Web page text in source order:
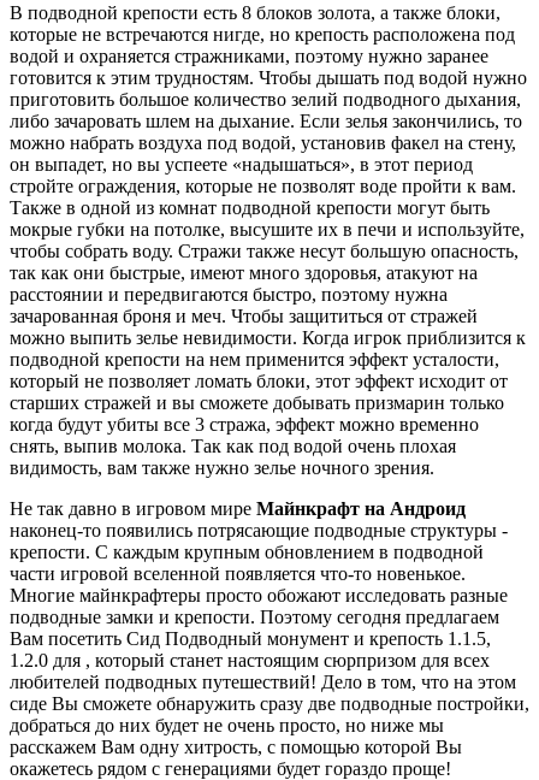
В подводной крепости есть 8 блоков золота, а также блоки,
которые не встречаются нигде, но крепость расположена под
водой и охраняется стражниками, поэтому нужно заранее
готовится к этим трудностям. Чтобы дышать под водой нужно
приготовить большое количество зелий подводного дыхания,
либо зачаровать шлем на дыхание. Если зелья закончились, то
можно набрать воздуха под водой, установив факел на стену,
он выпадет, но вы успеете «надышаться», в этот период
стройте ограждения, которые не позволят воде пройти к вам.
Также в одной из комнат подводной крепости могут быть
мокрые губки на потолке, высушите их в печи и используйте,
чтобы собрать воду. Стражи также несут большую опасность,
так как они быстрые, имеют много здоровья, атакуют на
расстоянии и передвигаются быстро, поэтому нужна
зачарованная броня и меч. Чтобы защититься от стражей
можно выпить зелье невидимости. Когда игрок приблизится к
подводной крепости на нем применится эффект усталости,
который не позволяет ломать блоки, этот эффект исходит от
старших стражей и вы сможете добывать призмарин только
когда будут убиты все 3 стража, эффект можно временно
снять, выпив молока. Так как под водой очень плохая
видимость, вам также нужно зелье ночного зрения.
Не так давно в игровом мире Майнкрафт на Андроид
наконец-то появились потрясающие подводные структуры -
крепости. С каждым крупным обновлением в подводной
части игровой вселенной появляется что-то новенькое.
Многие майнкрафтеры просто обожают исследовать разные
подводные замки и крепости. Поэтому сегодня предлагаем
Вам посетить Сид Подводный монумент и крепость 1.1.5,
1.2.0 для , который станет настоящим сюрпризом для всех
любителей подводных путешествий! Дело в том, что на этом
сиде Вы сможете обнаружить сразу две подводные постройки,
добраться до них будет не очень просто, но ниже мы
расскажем Вам одну хитрость, с помощью которой Вы
окажетесь рядом с генерациями будет гораздо проще!